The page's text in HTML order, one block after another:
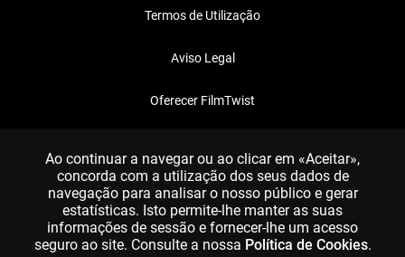
Termos de Utilização
Aviso Legal
Oferecer FilmTwist
Ao continuar a navegar ou ao clicar em «Aceitar»,
concorda com a utilização dos seus dados de
navegação para analisar o nosso público e gerar
estatísticas. Isto permite-lhe manter as suas
informações de sessão e fornecer-lhe um acesso
seguro ao site. Consulte a nossa Política de Cookies.